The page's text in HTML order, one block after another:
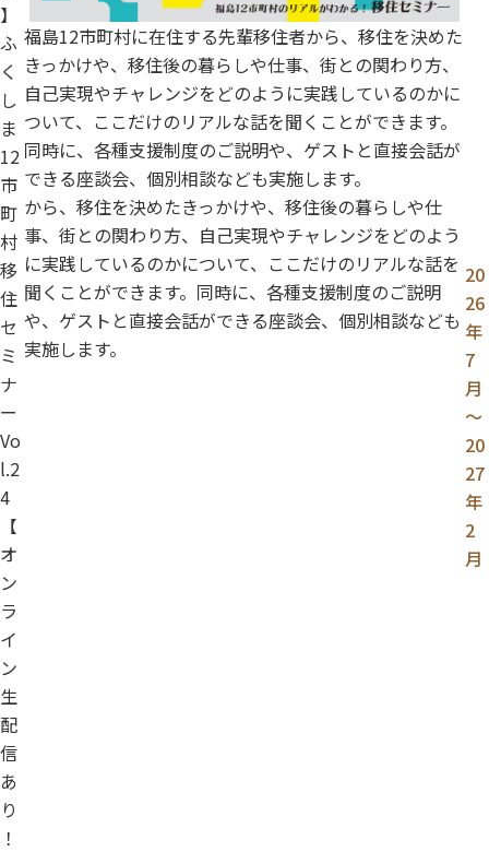
】
ふ
く
し
ま
12
市
町
村
移
住
セ
ミ
ナ
ー
Vo
l.2
4
【
オ
ン
ラ
イ
ン
生
配
信
あ
り
！
福島12市町村に在住する先輩移住者から、移住を決めた
きっかけや、移住後の暮らしや仕事、街との関わり方、
自己実現やチャレンジをどのように実践しているのかに
ついて、ここだけのリアルな話を聞くことができます。
同時に、各種支援制度のご説明や、ゲストと直接会話が
できる座談会、個別相談なども実施します。
から、移住を決めたきっかけや、移住後の暮らしや仕
事、街との関わり方、自己実現やチャレンジをどのよう
に実践しているのかについて、ここだけのリアルな話を
聞くことができます。同時に、各種支援制度のご説明
や、ゲストと直接会話ができる座談会、個別相談なども
実施します。
20
26
年
7
月
～
20
27
年
2
月